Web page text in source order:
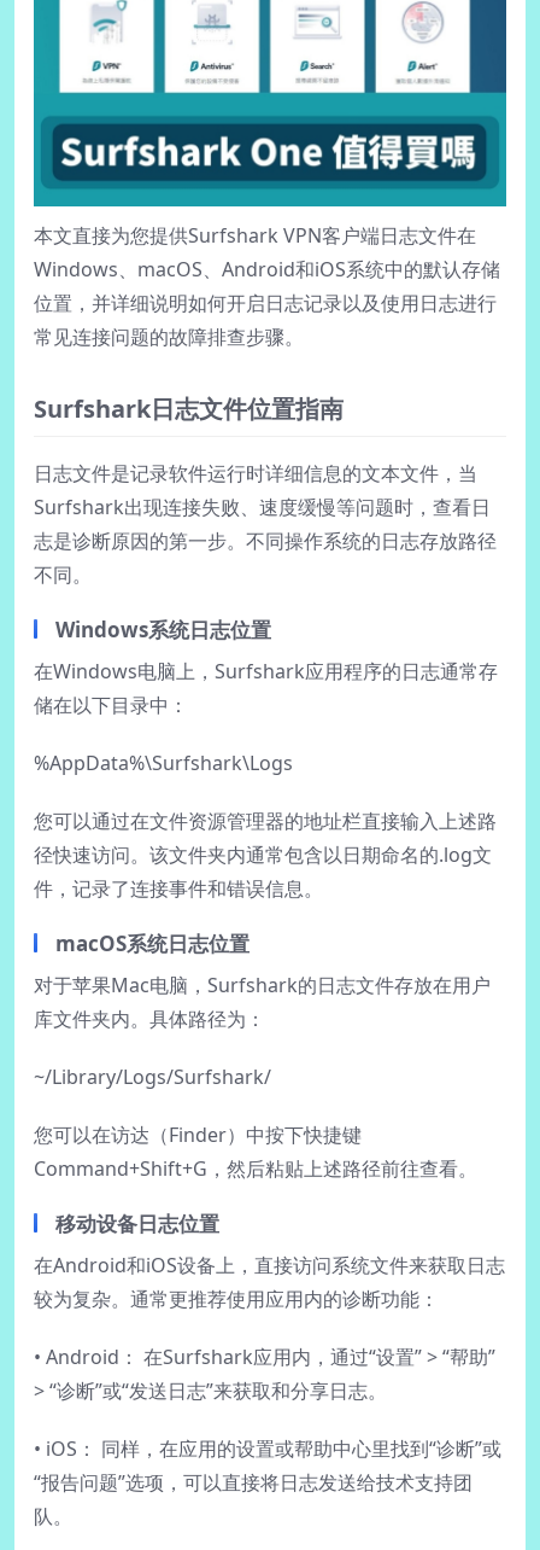
本文直接为您提供Surfshark VPN客户端日志文件在
Windows、macOS、Android和iOS系统中的默认存储
位置，并详细说明如何开启日志记录以及使用日志进行
常见连接问题的故障排查步骤。
Surfshark日志文件位置指南
日志文件是记录软件运行时详细信息的文本文件，当
Surfshark出现连接失败、速度缓慢等问题时，查看日
志是诊断原因的第一步。不同操作系统的日志存放路径
不同。
Windows系统日志位置
在Windows电脑上，Surfshark应用程序的日志通常存
储在以下目录中：
%AppData%\Surfshark\Logs
您可以通过在文件资源管理器的地址栏直接输入上述路
径快速访问。该文件夹内通常包含以日期命名的.log文
件，记录了连接事件和错误信息。
macOS系统日志位置
对于苹果Mac电脑，Surfshark的日志文件存放在用户
库文件夹内。具体路径为：
~/Library/Logs/Surfshark/
您可以在访达（Finder）中按下快捷键
Command+Shift+G，然后粘贴上述路径前往查看。
移动设备日志位置
在Android和iOS设备上，直接访问系统文件来获取日志
较为复杂。通常更推荐使用应用内的诊断功能：
• Android： 在Surfshark应用内，通过“设置” > “帮助”
> “诊断”或“发送日志”来获取和分享日志。
• iOS： 同样，在应用的设置或帮助中心里找到“诊断”或
“报告问题”选项，可以直接将日志发送给技术支持团
队。